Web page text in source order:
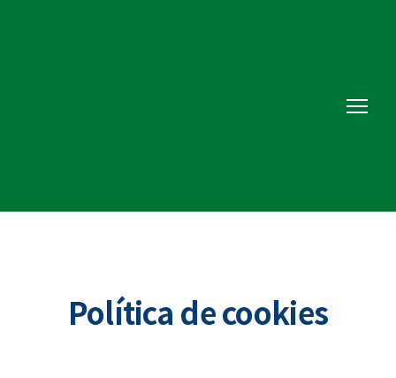
Política de cookies